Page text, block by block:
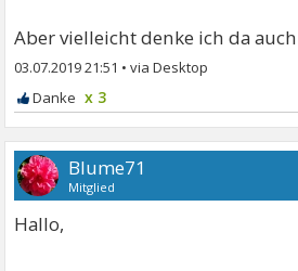
Aber vielleicht denke ich da
03.07.2019 21:51 •
x 3
Blume71
Mitglied
Hallo,